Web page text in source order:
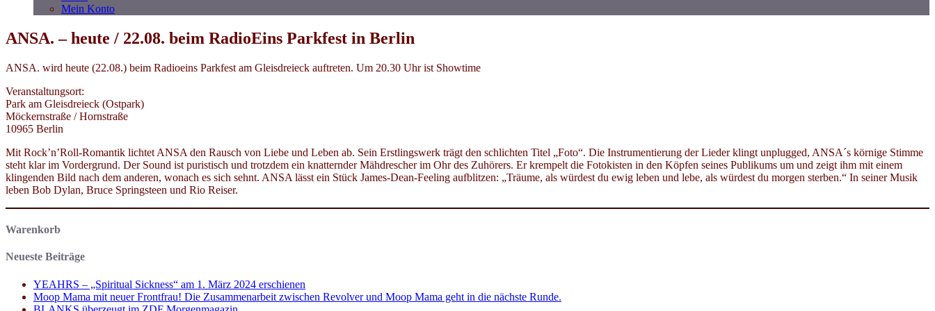
Mein Konto
ANSA. – heute / 22.08. beim RadioEins Parkfest in Berlin
ANSA. wird heute (22.08.) beim Radioeins Parkfest am Gleisdreieck auftreten. Um 20.30 Uhr ist Showtime
Veranstaltungsort:
Park am Gleisdreieck (Ostpark)
Möckernstraße / Hornstraße
10965 Berlin
Mit Rock’n’Roll-Romantik lichtet ANSA den Rausch von Liebe und Leben ab. Sein Erstlingswerk trägt den schlichten Titel „Foto“. Die Instrumentierung der Lieder klingt unplugged, ANSA´s körnige Stimme
steht klar im Vordergrund. Der Sound ist puristisch und trotzdem ein knatternder Mähdrescher im Ohr des Zuhörers. Er krempelt die Fotokisten in den Köpfen seines Publikums um und zeigt ihm mit einem
klingenden Bild nach dem anderen, wonach es sich sehnt. ANSA lässt ein Stück James-Dean-Feeling aufblitzen: „Träume, als würdest du ewig leben und lebe, als würdest du morgen sterben.“ In seiner Musik
leben Bob Dylan, Bruce Springsteen und Rio Reiser.
Warenkorb
Neueste Beiträge
YEAHRS – „Spiritual Sickness“ am 1. März 2024 erschienen
Moop Mama mit neuer Frontfrau! Die Zusammenarbeit zwischen Revolver und Moop Mama geht in die nächste Runde.